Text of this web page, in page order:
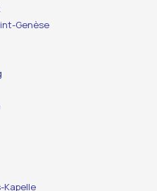
Genèse
Kapelle